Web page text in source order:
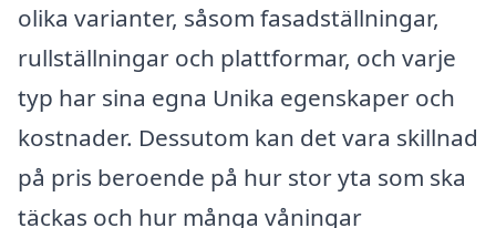
olika varianter, såsom fasadställningar,
rullställningar och plattformar, och varje
typ har sina egna Unika egenskaper och
kostnader. Dessutom kan det vara skillnad
på pris beroende på hur stor yta som ska
täckas och hur många våningar